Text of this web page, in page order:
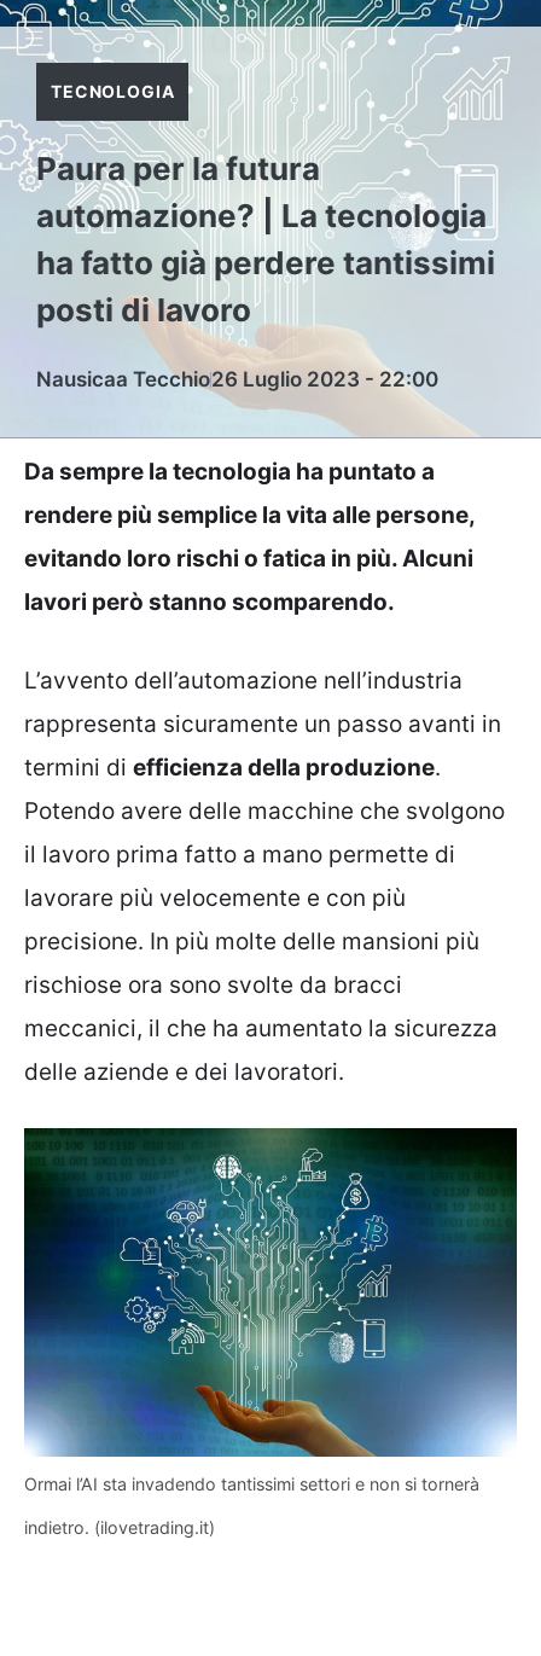
TECNOLOGIA
Paura per la futura
automazione? | La tecnologia
ha fatto già perdere tantissimi
posti di lavoro
Nausicaa Tecchio26 Luglio 2023 - 22:00
Da sempre la tecnologia ha puntato a
rendere più semplice la vita alle persone,
evitando loro rischi o fatica in più. Alcuni
lavori però stanno scomparendo.
L’avvento dell’automazione nell’industria
rappresenta sicuramente un passo avanti in
termini di efficienza della produzione.
Potendo avere delle macchine che svolgono
il lavoro prima fatto a mano permette di
lavorare più velocemente e con più
precisione. In più molte delle mansioni più
rischiose ora sono svolte da bracci
meccanici, il che ha aumentato la sicurezza
delle aziende e dei lavoratori.
Ormai l’AI sta invadendo tantissimi settori e non si tornerà
indietro. (ilovetrading.it)